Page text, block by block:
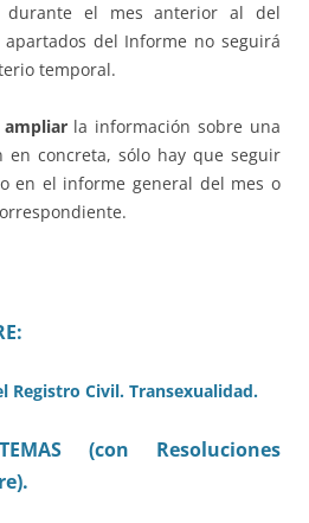
durante el mes anterior al del
del Informe no seguirá
temporal.
ampliarla información sobre una
en concreta, sólo hay que seguir
en el informe general del mes o
Registro Civil. Transexualidad.
(con Resoluciones